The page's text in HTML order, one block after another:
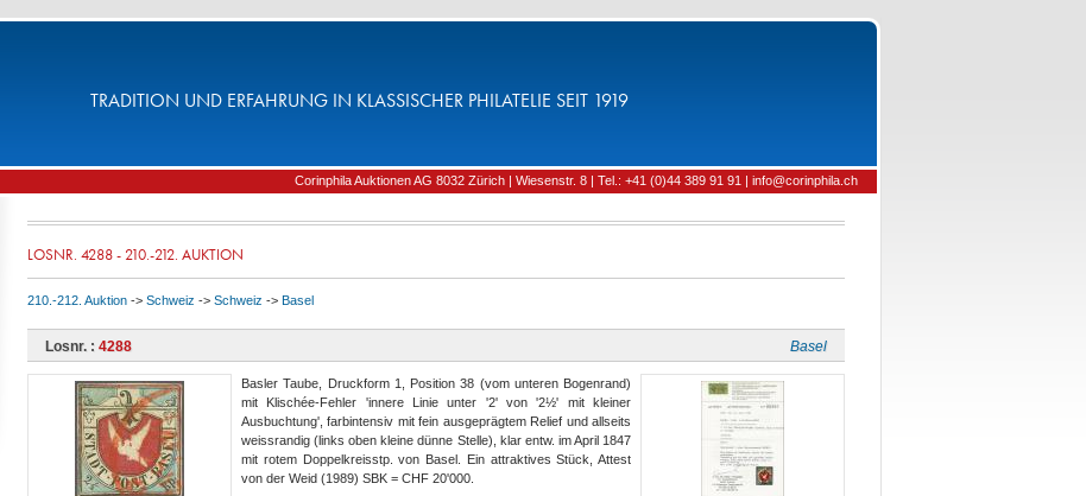
TRADITION UND ERFAHRUNG IN KLASSISCHER PHILATELIE SEIT 1919
Corinphila Auktionen AG 8032 Zürich | Wiesenstr. 8 | Tel.: +41 (0)44 389 91 91 | info@corinphila.ch
LOSNR. 4288 - 210.-212. AUKTION
210.-212. Auktion -> Schweiz -> Schweiz -> Basel
Losnr. : 4288 Basel
Basler Taube, Druckform 1, Position 38 (vom unteren Bogenrand)
mit Klischée-Fehler 'innere Linie unter '2' von '2½' mit kleiner
Ausbuchtung', farbintensiv mit fein ausgeprägtem Relief und allseits
weissrandig (links oben kleine dünne Stelle), klar entw. im April 1847
mit rotem Doppelkreisstp. von Basel. Ein attraktives Stück, Attest
von der Weid (1989) SBK = CHF 20'000.